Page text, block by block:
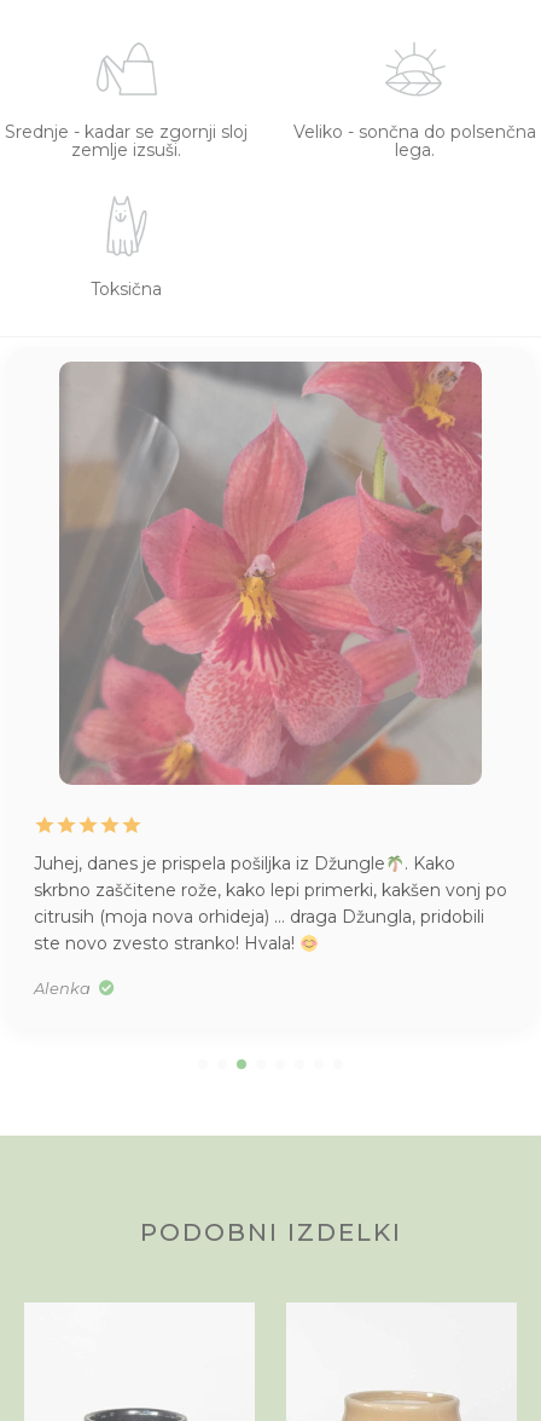
Srednje - kadar se zgornji sloj
zemlje izsuši.
Veliko - sončna do polsenčna
lega.
Toksična
Juhej, danes je prispela pošiljka iz Džungle
. Kako
skrbno zaščitene rože, kako lepi primerki, kakšen vonj po
citrusih (moja nova orhideja) … draga Džungla, pridobili
ste novo zvesto stranko! Hvala!
Alenka
PODOBNI IZDELKI